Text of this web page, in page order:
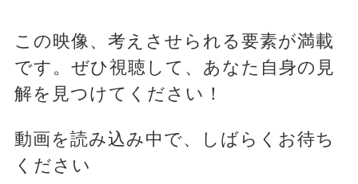
この映像、考えさせられる要素が満載
です。ぜひ視聴して、あなた自身の見
解を見つけてください！
動画を読み込み中で、しばらくお待ち
ください